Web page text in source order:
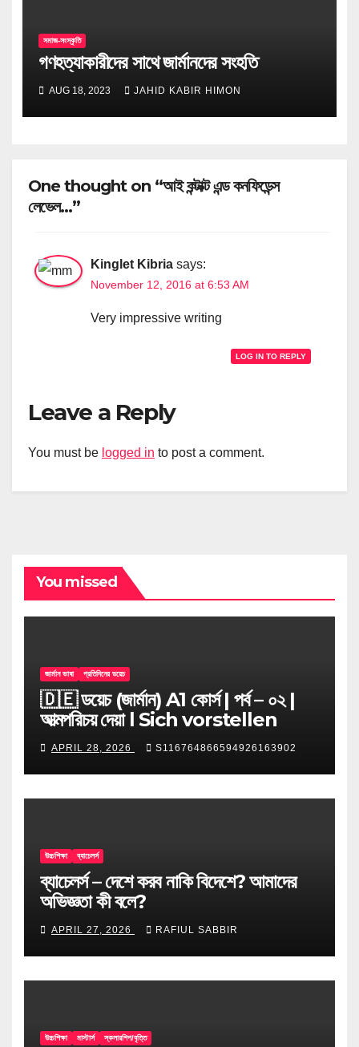
সমাজ-সংস্কৃতি
গণহত্যাকারীদের সাথে জার্মানদের সংহতি
AUG 18, 2023 JAHID KABIR HIMON
One thought on “আই কন্টাক্ট এন্ড কনফিডেন্স
লেভেল…”
Kinglet Kibria says:
November 12, 2016 at 6:53 AM
Very impressive writing
LOG IN TO REPLY
Leave a Reply
You must be logged in to post a comment.
You missed
জার্মান ভাষা প্রতিদিনের ডয়েচ
🇩🇪 ডয়েচ (জার্মান) A1 কোর্স | পর্ব – ০২ |
আত্মপরিচয় দেয়া l Sich vorstellen
APRIL 28, 2026 S116764866594926163902
উচ্চশিক্ষা ব্যাচেলর্স
ব্যাচেলর্স – দেশে করব নাকি বিদেশে? আমাদের
অভিজ্ঞতা কী বলে?
APRIL 27, 2026 RAFIUL SABBIR
উচ্চশিক্ষা মাস্টার্স স্কলারশিপ/বৃত্তি